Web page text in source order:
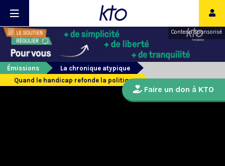
Contenu sponsorisé
Émissions
La chronique atypique
Quand le handicap refonde la politique
Faire un don à KTO